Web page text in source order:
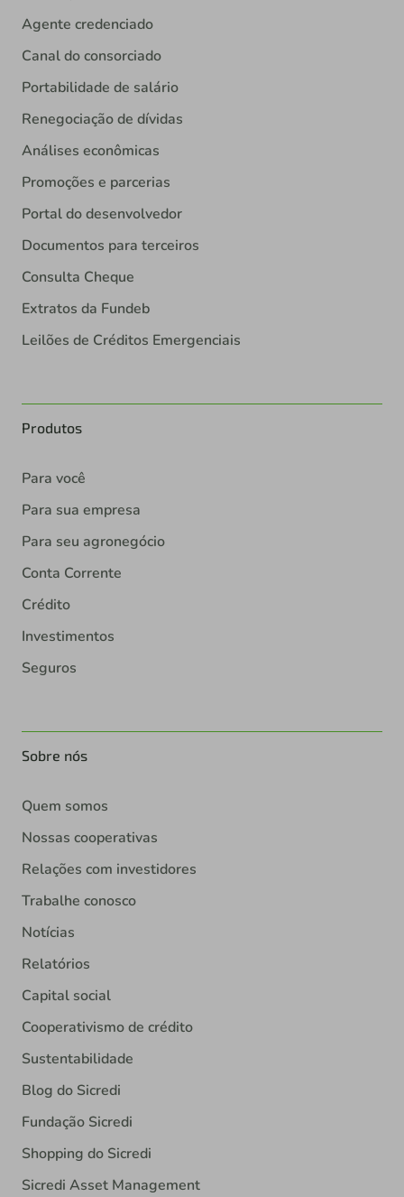
Agente credenciado
Canal do consorciado
Portabilidade de salário
Renegociação de dívidas
Análises econômicas
Promoções e parcerias
Portal do desenvolvedor
Documentos para terceiros
Consulta Cheque
Extratos da Fundeb
Leilões de Créditos Emergenciais
Produtos
Para você
Para sua empresa
Para seu agronegócio
Conta Corrente
Crédito
Investimentos
Seguros
Sobre nós
Quem somos
Nossas cooperativas
Relações com investidores
Trabalhe conosco
Notícias
Relatórios
Capital social
Cooperativismo de crédito
Sustentabilidade
Blog do Sicredi
Fundação Sicredi
Shopping do Sicredi
Sicredi Asset Management